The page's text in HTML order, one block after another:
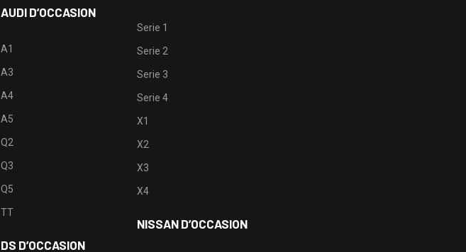
AUDI D’OCCASION
A1
A3
A4
A5
Q2
Q3
Q5
TT
DS D’OCCASION
Serie 1
Serie 2
Serie 3
Serie 4
X1
X2
X3
X4
NISSAN D’OCCASION